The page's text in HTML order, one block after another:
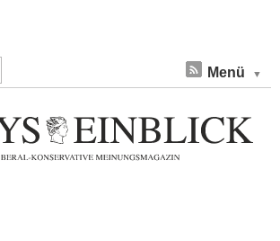
Menü